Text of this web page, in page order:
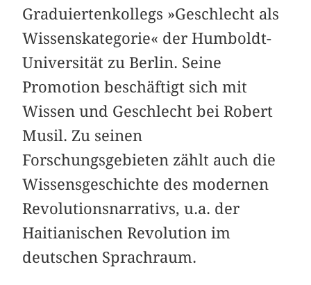
Graduiertenkollegs »Geschlecht als
Wissenskategorie« der Humboldt-
Universität zu Berlin. Seine
Promotion beschäftigt sich mit
Wissen und Geschlecht bei Robert
Musil. Zu seinen
Forschungsgebieten zählt auch die
Wissensgeschichte des modernen
Revolutionsnarrativs, u.a. der
Haitianischen Revolution im
deutschen Sprachraum.